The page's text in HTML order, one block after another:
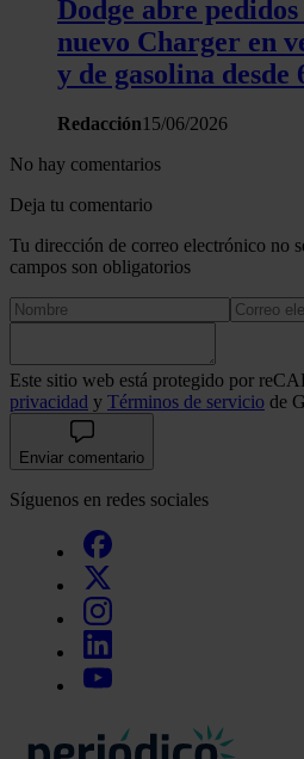
Dodge abre
nuevo Charger en
y de gasolina desde
Redacción15/06/2026
No hay comentarios
Deja tu comentario
Tu dirección de correo electrónico no
campos son obligatorios
Este sitio web está protegido por
privacidad y Términos de servicio de
Enviar comentario
Síguenos en redes sociales